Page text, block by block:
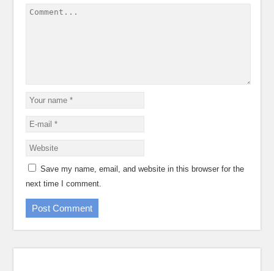
Save my name, email, and website in this browser for the
next time I comment.